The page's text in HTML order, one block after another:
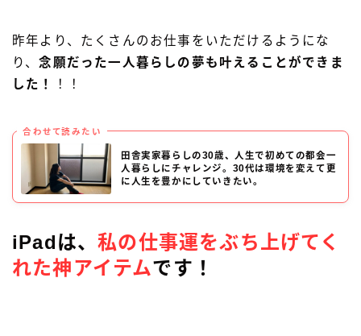
昨年より、たくさんのお仕事をいただけるようにな
り、念願だった一人暮らしの夢も叶えることができま
した！
！！
合わせて読みたい
田舎実家暮らしの30歳、人生で初めての都会一
人暮らしにチャレンジ。30代は環境を変えて更
に人生を豊かにしていきたい。
iPadは、私の仕事運をぶち上げてく
れた神アイテムです！